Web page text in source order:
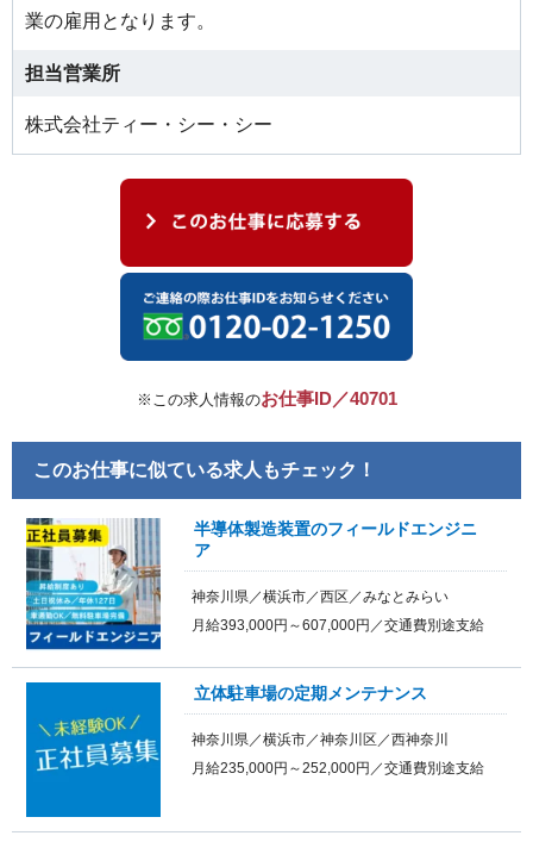
業の雇用となります。
担当営業所
株式会社ティー・シー・シー
※この求人情報のお仕事ID／40701
このお仕事に似ている求人もチェック！
半導体製造装置のフィールドエンジニ
ア
神奈川県／横浜市／西区／みなとみらい
月給393,000円～607,000円／交通費別途支給
立体駐車場の定期メンテナンス
神奈川県／横浜市／神奈川区／西神奈川
月給235,000円～252,000円／交通費別途支給